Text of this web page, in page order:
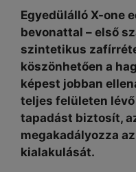
Plus
készülékhez
mennyiség
Egyedülálló X-one
bevonattal – első
szintetikus
köszönhetően a
képest jobban
teljes felületen
tapadást biztosít,
megakadályozza
kialakulását.